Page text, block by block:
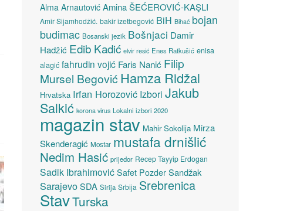
Alma Arnautović Amina ŠEĆEROVIĆ-KAŞLI
Amir Sijamhodžić. bakir izetbegović BiH Bihać bojan
budimac Bosanski jezik Bošnjaci Damir
Hadžić Edib Kadić elvir resić Enes Ratkušić enisa
alagić fahrudin vojić Faris Nanić Filip
Mursel Begović Hamza Ridžal
Hrvatska Irfan Horozović Izbori Jakub
Salkić korona virus Lokalni izbori 2020
magazin stav Mahir Sokolija Mirza
Skenderagić Mostar mustafa drnišlić
Nedim Hasić prijedor Recep Tayyip Erdogan
Sadik Ibrahimović Safet Pozder Sandžak
SarajevoSDA Sirija Srbija Srebrenica
StavTurska